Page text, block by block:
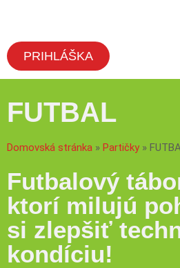
PRIHLÁŠKA
FUTBAL
Domovská stránka » Partičky »
Futbalový
ktorí milujú
si zlepšiť
kondíciu!